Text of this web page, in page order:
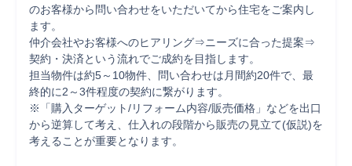
のお客様から問い合わせをいただいてから住宅をご案内し
ます。
仲介会社やお客様へのヒアリング⇒ニーズに合った提案⇒
契約・決済という流れでご成約を目指します。
担当物件は約5～10物件、問い合わせは月間約20件で、最
終的に2～3件程度の契約に繋がります。
※「購入ターゲット/リフォーム内容/販売価格」などを出口
から逆算して考え、仕入れの段階から販売の見立て(仮説)を
考えることが重要となります。